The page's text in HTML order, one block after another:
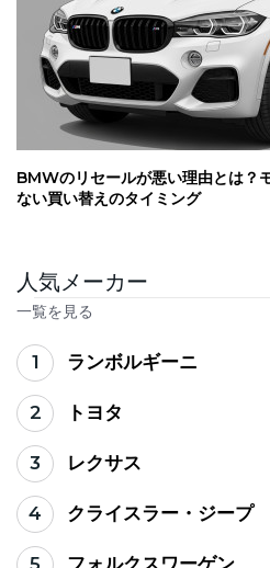
BMWのリセールが悪い理由とは？
ない買い替えのタイミング
人気メーカー
一覧を見る
1 ランボルギーニ
2 トヨタ
3 レクサス
4 クライスラー・ジープ